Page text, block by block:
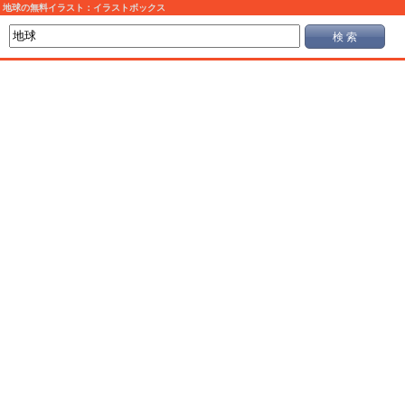
地球の無料イラスト：イラストボックス
検 索